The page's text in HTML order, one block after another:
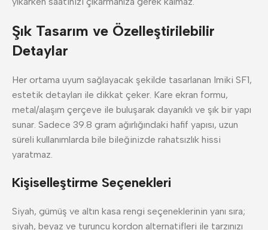
Şık Tasarım ve Özelleştirilebilir
Detaylar
Her ortama uyum sağlayacak şekilde tasarlanan Imiki SF1,
estetik detayları ile dikkat çeker. Kare ekran formu,
metal/alaşım çerçeve ile buluşarak dayanıklı ve şık bir yapı
sunar. Sadece 39.8 gram ağırlığındaki hafif yapısı, uzun
süreli kullanımlarda bile bileğinizde rahatsızlık hissi
yaratmaz.
Kişiselleştirme Seçenekleri
Siyah, gümüş ve altın kasa rengi seçeneklerinin yanı sıra;
siyah, beyaz ve turuncu kordon alternatifleri ile tarzınızı